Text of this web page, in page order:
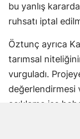
bu yanlış
ruhsatı iptal
Öztunç ayrıca
tarımsal
vurguladı.
değerlendirmesi
açıklama ise